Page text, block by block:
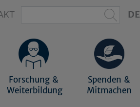
DE
Forschung &
Weiterbildung
Spenden &
Mitmachen